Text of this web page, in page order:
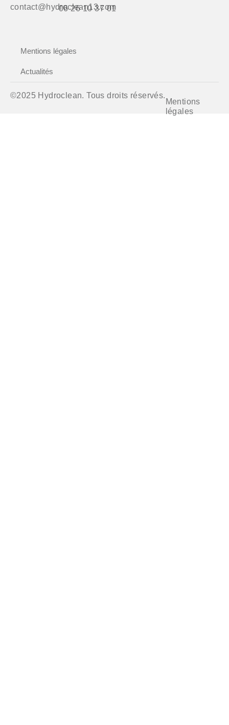
contact@hydroclean13.com
06 26 10 37 01
Mentions légales
Actualités
©2025 Hydroclean. Tous droits réservés.
Mentions
légales